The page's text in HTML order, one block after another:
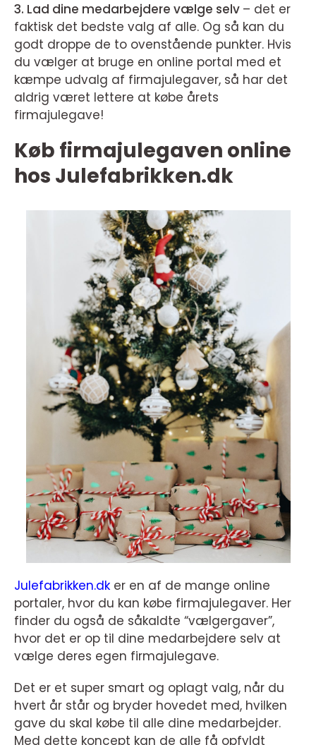
3. Lad dine medarbejdere vælge selv – det er
faktisk det bedste valg af alle. Og så kan du
godt droppe de to ovenstående punkter. Hvis
du vælger at bruge en online portal med et
kæmpe udvalg af firmajulegaver, så har det
aldrig været lettere at købe årets
firmajulegave!
Køb firmajulegaven online
hos Julefabrikken.dk
Julefabrikken.dk er en af de mange online
portaler, hvor du kan købe firmajulegaver. Her
finder du også de såkaldte “vælgergaver”,
hvor det er op til dine medarbejdere selv at
vælge deres egen firmajulegave.
Det er et super smart og oplagt valg, når du
hvert år står og bryder hovedet med, hvilken
gave du skal købe til alle dine medarbejder.
Med dette koncept kan de alle få opfyldt